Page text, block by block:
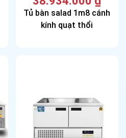
Tủ bàn salad 1m8 cánh
kính quạt thổi